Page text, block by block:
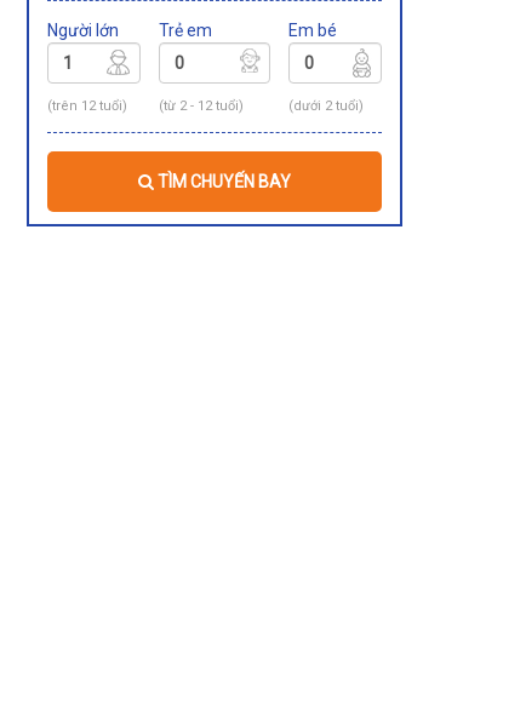
Người lớn
(trên 12 tuổi)
Trẻ em
(từ 2 - 12 tuổi)
Em bé
(dưới 2 tuổi)
TÌM CHUYẾN BAY